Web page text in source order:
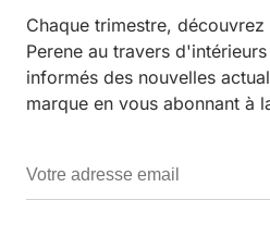
Chaque trimestre,
Perene au travers
informés des nouvelles
marque en vous abonnant à